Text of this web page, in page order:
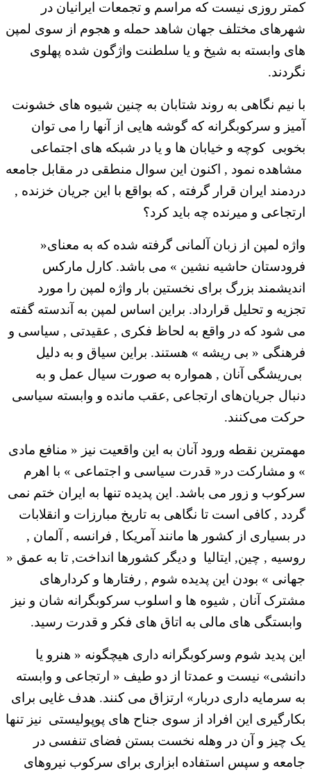
کمتر روزی نیست که مراسم و تجمعات ایرانیان در
شهرهای مختلف جهان شاهد حمله و هجوم از سوی لمپن
های وابسته به شیخ و یا سلطنت واژگون شده پهلوی
نگردند.
با نیم نگاهی به روند شتابان به چنین شیوه های خشونت
آمیز و سرکوبگرانه که گوشه هایی از آنها را می توان
بخوبی کوچه و خیابان ها و یا در شبکه های اجتماعی
مشاهده نمود , اکنون این سوال منطقی در مقابل جامعه
دردمند ایران قرار گرفته , که بواقع با این جریان خزنده ,
ارتجاعی و میرنده چه باید کرد؟
واژه لمپن از زبان آلمانی گرفته شده که به معنای«
فرودستان حاشیه نشین » می باشد. کارل مارکس
اندیشمند بزرگ برای نخستین بار واژه لمپن را مورد
تجزیه و تحلیل قرارداد. براین اساس لمپن به آندسته گفته
می شود که در واقع به لحاظ فکری , عقیدتی , سیاسی و
فرهنگی « بی ریشه » هستند. براین سیاق و به دلیل
بی‌ریشگی آنان , همواره به صورت سیال عمل و به
دنبال جریان‌های ارتجاعی ,عقب مانده و وابسته سیاسی
حرکت می‌کنند.
مهمترین نقطه ورود آنان به این واقعیت نیز « منافع مادی
» و مشارکت در« قدرت سیاسی و اجتماعی » با اهرم
سرکوب و زور می باشد. این پدیده تنها به ایران ختم نمی
گردد , کافی است تا نگاهی به تاریخ مبارزات و انقلابات
در بسیاری از کشور ها مانند آمریکا , فرانسه , آلمان ,
روسیه , چین, ایتالیا و دیگر کشورها انداخت, تا به عمق «
جهانی » بودن این پدیده شوم , رفتارها و کردارهای
مشترک آنان , شیوه ها و اسلوب سرکوبگرانه شان و نیز
وابستگی های مالی به اتاق های فکر و قدرت رسید.
این پدید شوم وسرکوبگرانه داری هیچگونه « هنرو یا
دانشی» نیست و عمدتا از دو طیف « ارتجاعی و وابسته
به سرمایه داری دربار» ارتزاق می کنند. هدف غایی برای
بکارگیری این افراد از سوی جناح های پوپولیستی نیز تنها
یک چیز و آن در وهله نخست بستن فضای تنفسی در
جامعه و سپس استفاده ابزاری برای سرکوب نیروهای